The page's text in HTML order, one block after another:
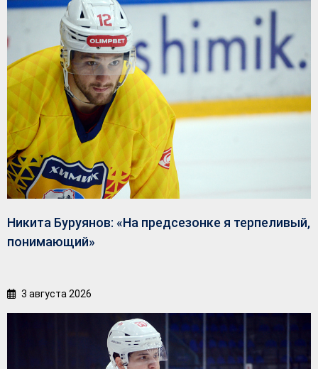
Никита Буруянов: «На предсезонке я терпеливый,
понимающий»
3 августа 2026